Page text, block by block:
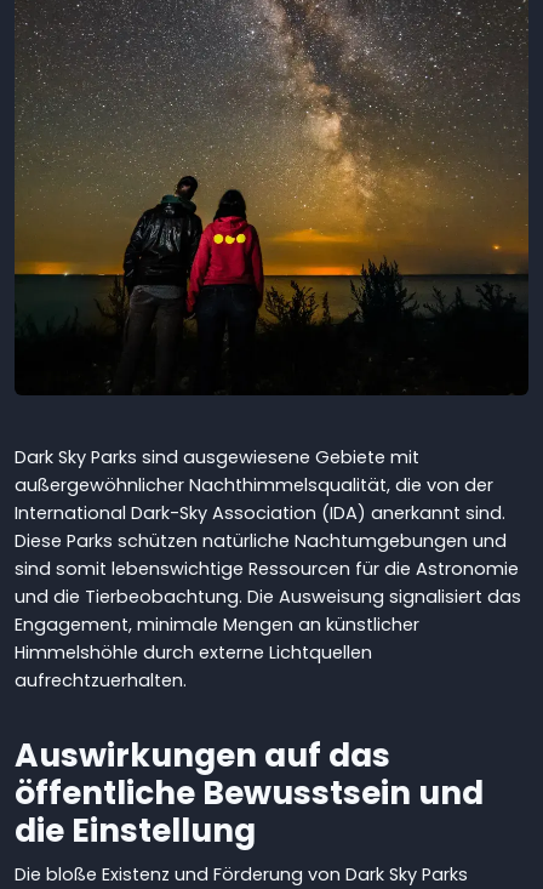
Dark Sky Parks sind ausgewiesene Gebiete mit
außergewöhnlicher Nachthimmelsqualität, die von der
International Dark-Sky Association (IDA) anerkannt sind.
Diese Parks schützen natürliche Nachtumgebungen und
sind somit lebenswichtige Ressourcen für die Astronomie
und die Tierbeobachtung. Die Ausweisung signalisiert das
Engagement, minimale Mengen an künstlicher
Himmelshöhle durch externe Lichtquellen
aufrechtzuerhalten.
Auswirkungen auf das
öffentliche Bewusstsein und
die Einstellung
Die bloße Existenz und Förderung von Dark Sky Parks